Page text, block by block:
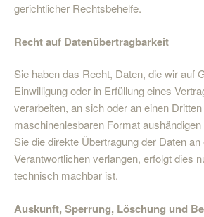
gerichtlicher Rechtsbehelfe.
Recht auf Datenübertragbarkeit
Sie haben das Recht, Daten, die wir auf
Einwilligung oder in Erfüllung eines
verarbeiten, an sich oder an einen
maschinenlesbaren Format
Sie die direkte Übertragung der Daten
Verantwortlichen verlangen, erfolgt dies
technisch machbar ist.
Auskunft, Sperrung, Löschung und